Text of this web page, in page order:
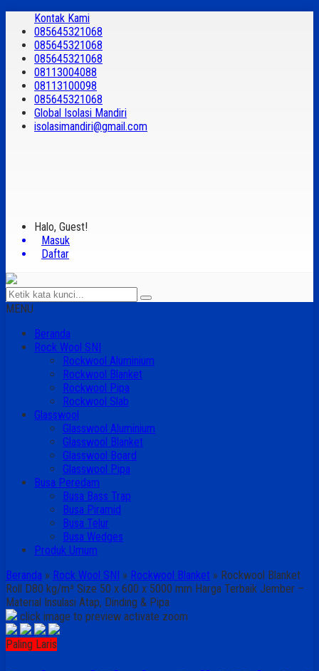
Kontak Kami
085645321068
085645321068
085645321068
08113004088
08113100098
085645321068
Global Isolasi Mandiri
isolasimandiri@gmail.com
Halo, Guest!
Masuk
Daftar
MENU
Beranda
Rock Wool SNI
Rockwool Aluminium
Rockwool Blanket
Rockwool Pipa
Rockwool Slab
Glasswool
Glasswool Aluminium
Glasswool Blanket
Glasswool Board
Glasswool Pipa
Busa Peredam
Busa Bass Trap
Busa Piramid
Busa Telur
Busa Wedges
Produk Umum
Beranda » Rock Wool SNI » Rockwool Blanket » Rockwool Blanket
Roll D80 kg/m³ Size 50 x 600 x 5000 mm Harga Terbaik Jember –
Material Insulasi Atap, Dinding & Pipa
click image to preview activate zoom
Paling Laris